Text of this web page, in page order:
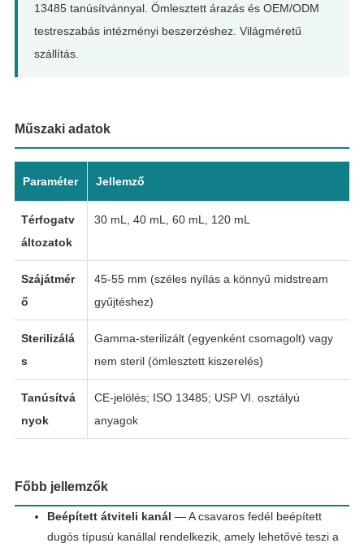
13485 tanúsítvánnyal. Ömlesztett árazás és OEM/ODM
testreszabás intézményi beszerzéshez. Világméretű
szállítás.
Műszaki adatok
Paraméter Jellemző
Térfogatv
áltozatok
30 mL, 40 mL, 60 mL, 120 mL
Szájátmér
ő
45-55 mm (széles nyílás a könnyű midstream
gyűjtéshez)
Sterilizálá
s
Gamma-sterilizált (egyenként csomagolt) vagy
nem steril (ömlesztett kiszerelés)
Tanúsítvá
nyok
CE-jelölés; ISO 13485; USP VI. osztályú
anyagok
Főbb jellemzők
Beépített átviteli kanál — A csavaros fedél beépített
dugós típusú kanállal rendelkezik, amely lehetővé teszi a